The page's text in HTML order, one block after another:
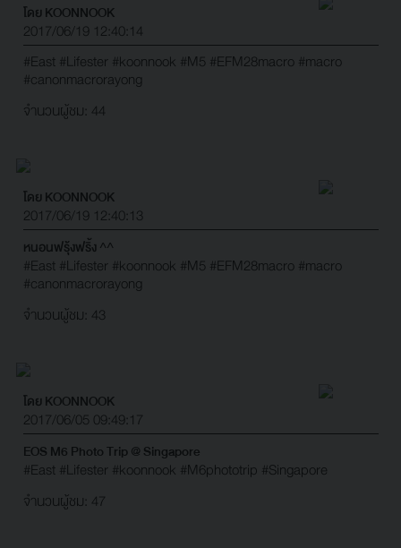
โดย KOONNOOK
2017/06/19 12:40:14
#East #Lifester #koonnook #M5 #EFM28macro #macro
#canonmacrorayong
จำนวนผู้ชม: 44
โดย KOONNOOK
2017/06/19 12:40:13
หนอนฟรุ้งฟริ้ง ^^
#East #Lifester #koonnook #M5 #EFM28macro #macro
#canonmacrorayong
จำนวนผู้ชม: 43
โดย KOONNOOK
2017/06/05 09:49:17
EOS M6 Photo Trip @ Singapore
#East #Lifester #koonnook #M6phototrip #Singapore
จำนวนผู้ชม: 47